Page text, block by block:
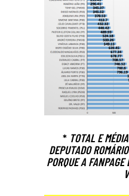
* TOTAL E
DEPUTADO
PORQUE A FANPAGE